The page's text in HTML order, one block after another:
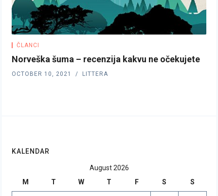
ČLANCI
Norveška šuma – recenzija kakvu ne očekujete
OCTOBER 10, 2021 LITTERA
KALENDAR
August 2026
M
T W T F S S